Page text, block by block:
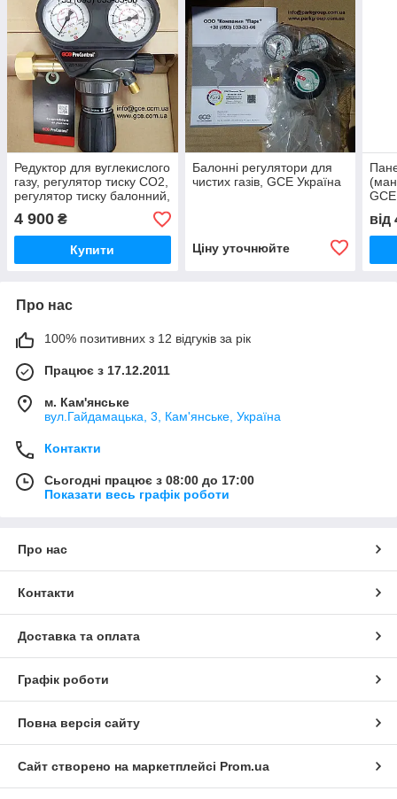
Редуктор для вуглекислого
газу, регулятор тиску СО2,
регулятор тиску балонний,
GCE Україна
4 900 ₴
Купити
Балонні регулятори для
чистих газів, GCE Україна
Ціну уточнюйте
від
Про нас
100% позитивних з 12 відгуків за рік
Працює з 17.12.2011
м. Кам'янське
вул.Гайдамацька, 3, Кам'янське, Україна
Контакти
Сьогодні працює з 08:00 до 17:00
Показати весь графік роботи
Про нас
Контакти
Доставка та оплата
Графік роботи
Повна версія сайту
Сайт створено на маркетплейсі Prom.ua